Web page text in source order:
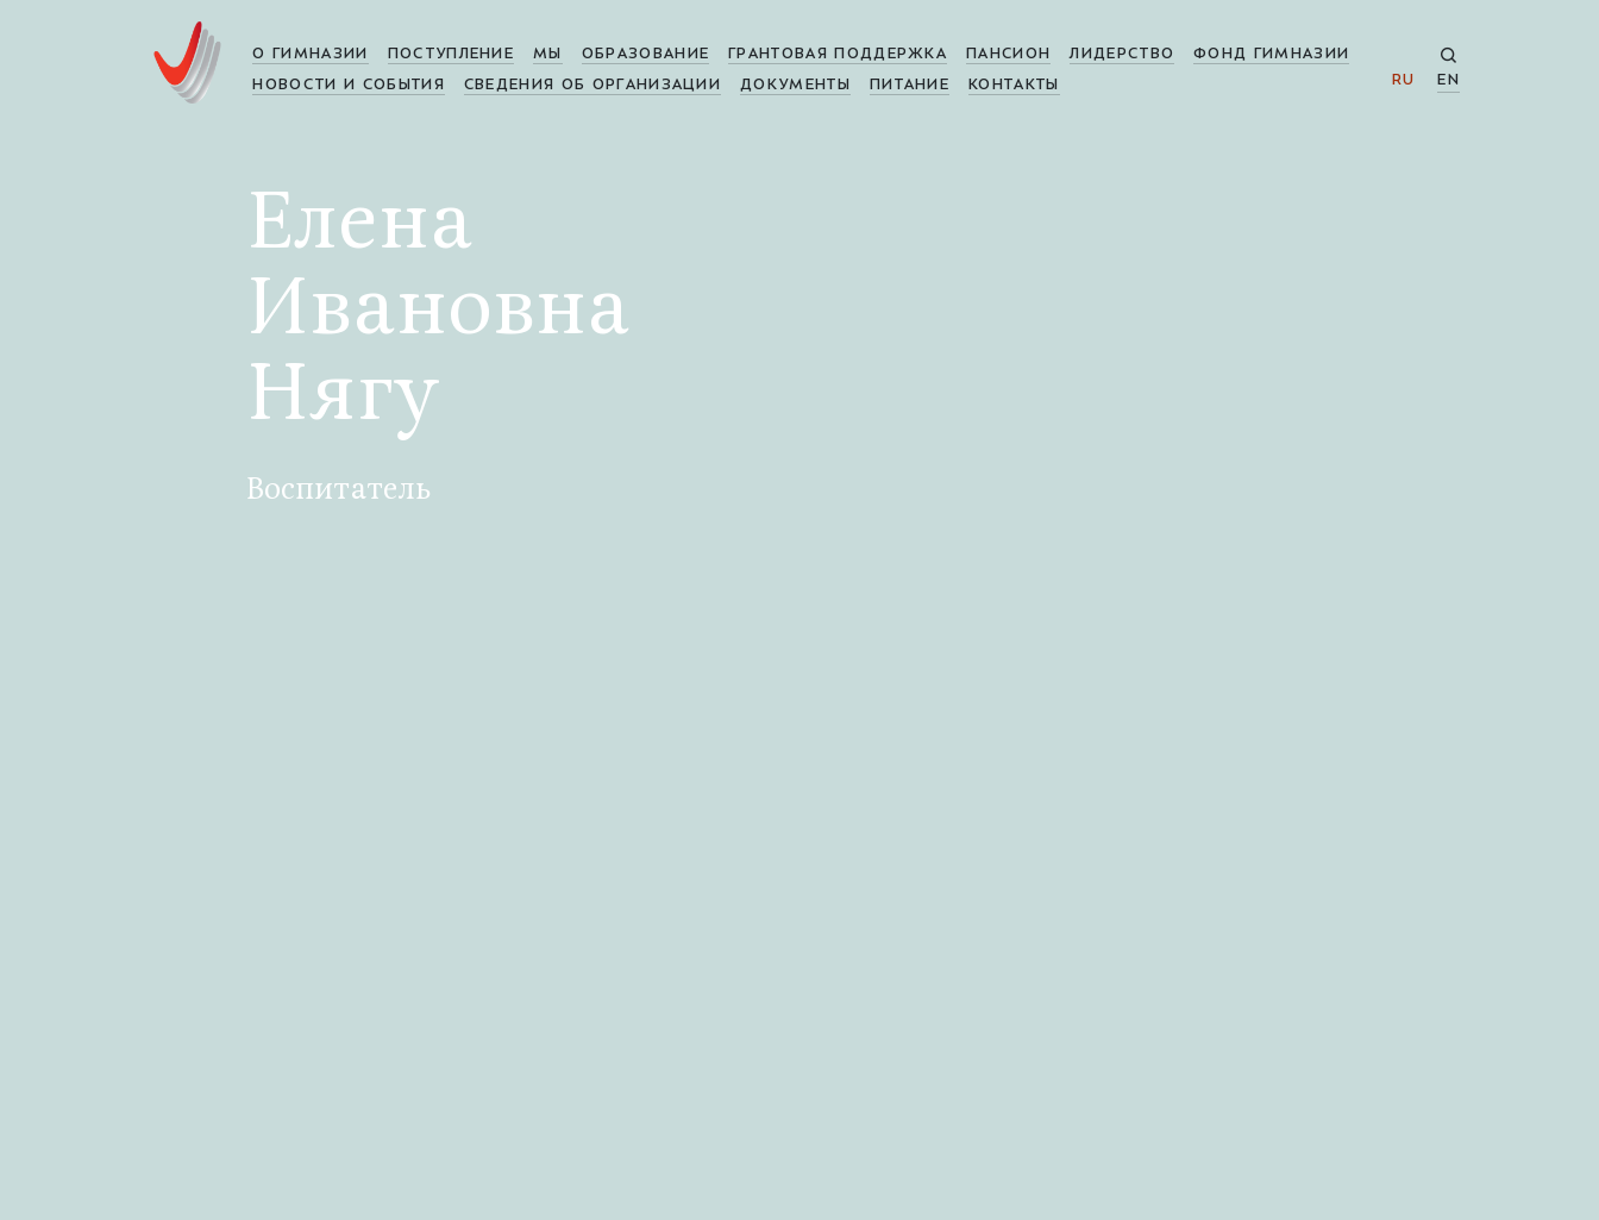
О ГИМНАЗИИ ПОСТУПЛЕНИЕ МЫ ОБРАЗОВАНИЕ ГРАНТОВАЯ ПОДДЕРЖКА ПАНСИОН ЛИДЕРСТВО
ФОНД ГИМНАЗИИ
НОВОСТИ И СОБЫТИЯ
СВЕДЕНИЯ ОБ ОРГАНИЗАЦИИ ДОКУМЕНТЫ ПИТАНИЕ КОНТАКТЫ RU EN
Елена
Ивановна
Нягу
Воспитатель